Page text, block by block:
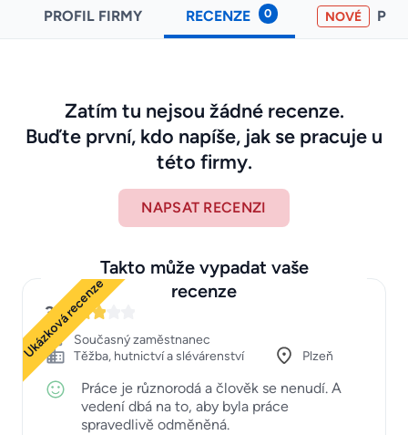
PROFIL FIRMY RECENZE 0 NOVÉ
Zatím tu nejsou žádné recenze.
Buďte první, kdo napíše, jak se pracuje u
této firmy.
NAPSAT RECENZI
Takto může vypadat vaše
recenze
Ukázková recenze
3
Současný zaměstnanec
Těžba, hutnictví a slévárenství
Plzeň
Práce je různorodá a člověk se nenudí. A
vedení dbá na to, aby byla práce
spravedlivě odměněná.